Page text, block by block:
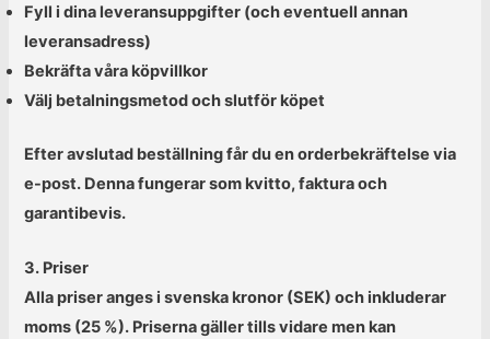
Fyll i dina leveransuppgifter (och eventuell annan
leveransadress)
Bekräfta våra köpvillkor
Välj betalningsmetod och slutför köpet
Efter avslutad beställning får du en orderbekräftelse via
e-post. Denna fungerar som kvitto, faktura och
garantibevis.
3. Priser
Alla priser anges i svenska kronor (SEK) och inkluderar
moms (25 %). Priserna gäller tills vidare men kan